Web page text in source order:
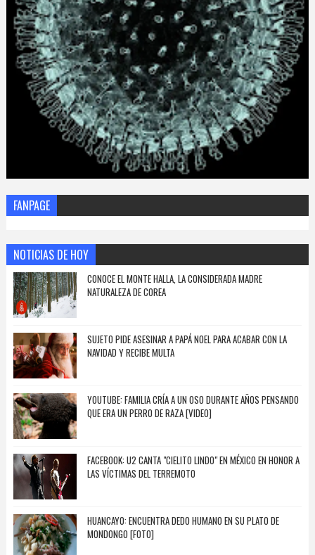
FANPAGE
NOTICIAS DE HOY
CONOCE EL MONTE HALLA, LA CONSIDERADA MADRE
NATURALEZA DE COREA
SUJETO PIDE ASESINAR A PAPÁ NOEL PARA ACABAR CON LA
NAVIDAD Y RECIBE MULTA
YOUTUBE: FAMILIA CRÍA A UN OSO DURANTE AÑOS PENSANDO
QUE ERA UN PERRO DE RAZA [VIDEO]
FACEBOOK: U2 CANTA "CIELITO LINDO" EN MÉXICO EN HONOR A
LAS VÍCTIMAS DEL TERREMOTO
HUANCAYO: ENCUENTRA DEDO HUMANO EN SU PLATO DE
MONDONGO [FOTO]